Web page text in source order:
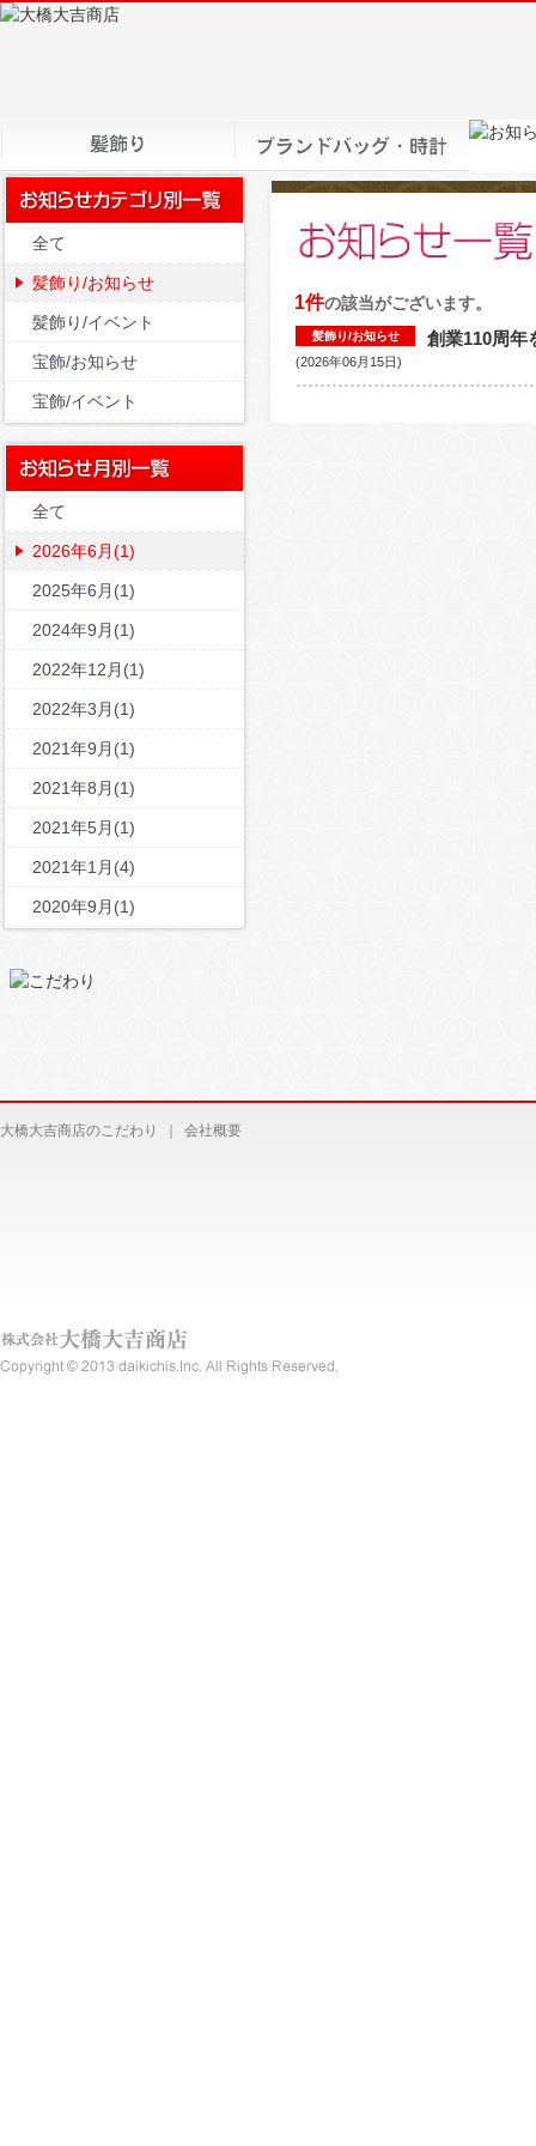
1件の該当がございます。
髪飾り/お知らせ 創業110周年
(2026年06月15日)
全て
髪飾り/お知らせ
髪飾り/イベント
宝飾/お知らせ
宝飾/イベント
全て
2026年6月(1)
2025年6月(1)
2024年9月(1)
2022年12月(1)
2022年3月(1)
2021年9月(1)
2021年8月(1)
2021年5月(1)
2021年1月(4)
2020年9月(1)
大橋大吉商店のこだわり 会社概要